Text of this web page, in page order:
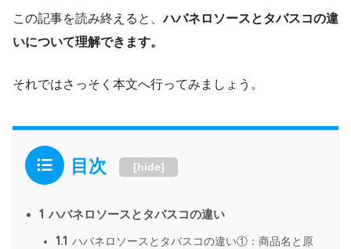
この記事を読み終えると、ハバネロソースとタバスコの違
いについて理解できます。
それではさっそく本文へ行ってみましょう。
目次 [hide]
1 ハバネロソースとタバスコの違い
1.1 ハバネロソースとタバスコの違い①：商品名と原